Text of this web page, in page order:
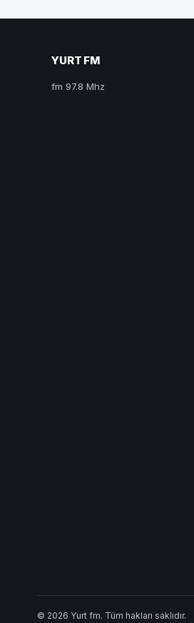
YURT FM
fm 97.8 Mhz
© 2026 Yurt fm. Tüm hakları saklıdır.